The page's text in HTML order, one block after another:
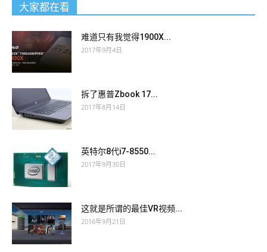
大家都在看
难道只有我觉得1900X...
2017年9月4日
拆了惠普Zbook 17...
2017年8月14日
英特尔8代i7-8550...
2017年9月30日
这就是所谓的最佳VR视频...
2016年9月21日